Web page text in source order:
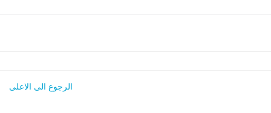
الرجوع الى الاعلى